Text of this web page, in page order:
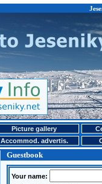
Picture gallery
Accommod. advertis.
Guestbook
Your name: